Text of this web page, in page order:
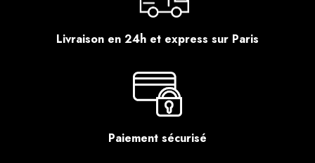
Livraison en 24h et express sur Paris
Paiement sécurisé